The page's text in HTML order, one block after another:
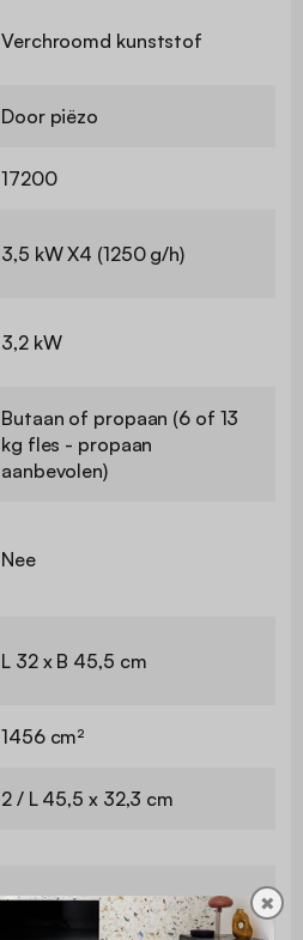
Verchroomd kunststof
Door piëzo
17200
3,5 kW X4 (1250 g/h)
3,2 kW
Butaan of propaan (6 of 13
kg fles - propaan
aanbevolen)
Nee
L 32 x B 45,5 cm
1456 cm²
2 / L 45,5 x 32,3 cm
Verticaal ✖